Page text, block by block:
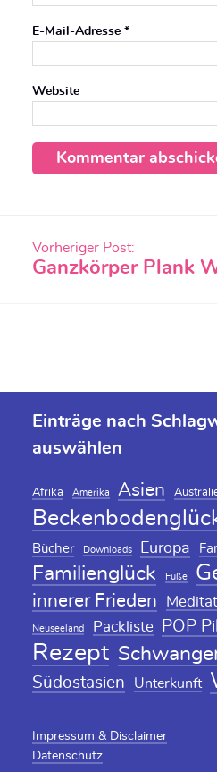
E-Mail-Adresse *
Website
Vorheriger Post:
Ganzkörper Plank
Einträge nach
auswählen
Afrika Amerika Asien
Bücher Downloads Europa
Familienglück Füße
innerer Frieden
Neuseeland Packliste POP
Rezept
Südostasien Unterkunft
Impressum & Disclaimer
Datenschutz